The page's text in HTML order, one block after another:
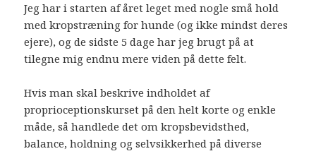
Jeg har i starten af året leget med nogle små hold
med kropstræning for hunde (og ikke mindst deres
ejere), og de sidste 5 dage har jeg brugt på at
tilegne mig endnu mere viden på dette felt.
Hvis man skal beskrive indholdet af
proprioceptionskurset på den helt korte og enkle
måde, så handlede det om kropsbevidsthed,
balance, holdning og selvsikkerhed på diverse